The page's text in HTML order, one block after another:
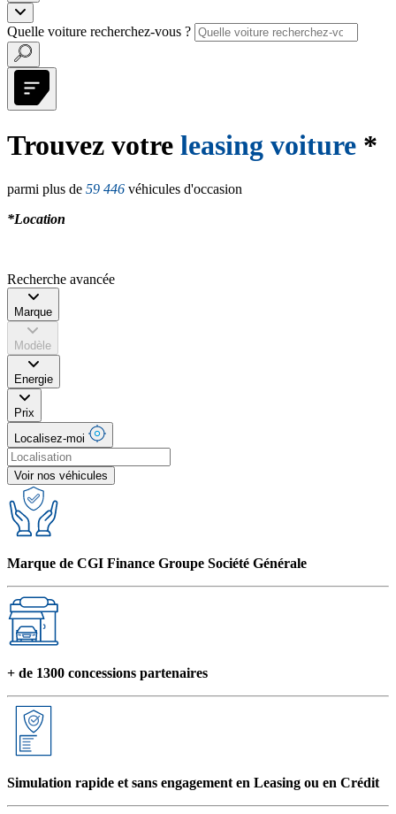
Quelle voiture recherchez-vous ?
Trouvez votre leasing voiture *
parmi plus de 59 446 véhicules d'occasion
*Location
Recherche avancée
Marque
Modèle
Energie
Prix
Localisez-moi
Voir nos véhicules
Marque de CGI Finance Groupe Société Générale
+ de 1300 concessions partenaires
Simulation rapide et sans engagement en Leasing ou en Crédit